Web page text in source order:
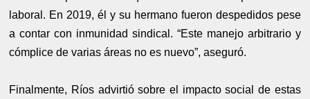
laboral. En 2019, él y su hermano fueron despedidos pese
a contar con inmunidad sindical. “Este manejo arbitrario y
cómplice de varias áreas no es nuevo”, aseguró.
Finalmente, Ríos advirtió sobre el impacto social de estas